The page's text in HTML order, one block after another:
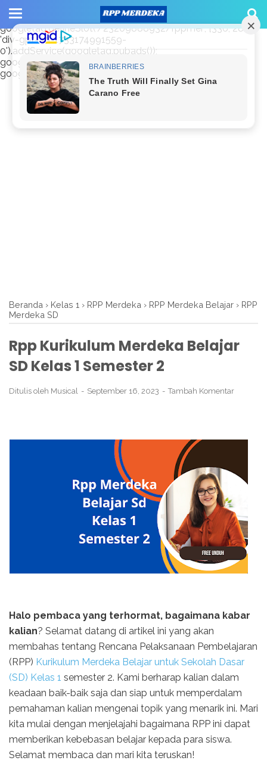
window.googletag = window.googletag || {cmd: []};
googletag.cmd.push(function() {
googletag.defineSlot('/23209888932/rppmer', [336, 280],
'div-gpt-ad-1733174991559-
0').addService(googletag.pubads());
googletag.pubads().enableSingleRequest();
googletag.enableServices(); });
Beranda › Kelas 1 › RPP Merdeka › RPP Merdeka Belajar › RPP
Merdeka SD
Rpp Kurikulum Merdeka Belajar
SD Kelas 1 Semester 2
Ditulis oleh Musical September 16, 2023 Tambah Komentar
Halo pembaca yang terhormat, bagaimana kabar
kalian? Selamat datang di artikel ini yang akan
membahas tentang Rencana Pelaksanaan Pembelajaran
(RPP) Kurikulum Merdeka Belajar untuk Sekolah Dasar
(SD) Kelas 1 semester 2. Kami berharap kalian dalam
keadaan baik-baik saja dan siap untuk memperdalam
pemahaman kalian mengenai topik yang menarik ini. Mari
kita mulai dengan menjelajahi bagaimana RPP ini dapat
memberikan kebebasan belajar kepada para siswa.
Selamat membaca dan mari kita teruskan!